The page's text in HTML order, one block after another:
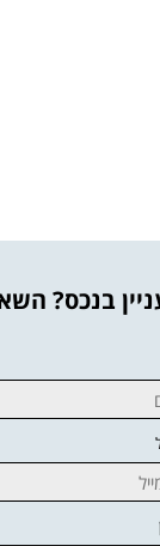
בנכס?